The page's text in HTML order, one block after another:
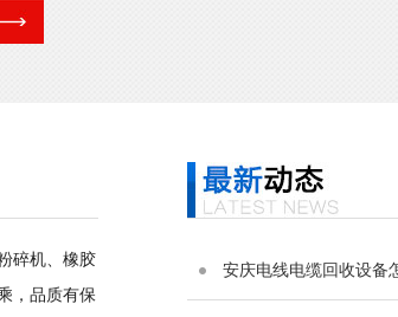
碎机、橡胶
，品质有保
安庆电线电缆回收设备